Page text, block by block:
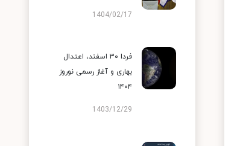
1404/02/17
فردا ۳۰ اسفند، اعتدال
بهاری و آغاز رسمی نوروز
۱۴۰۴
1403/12/29